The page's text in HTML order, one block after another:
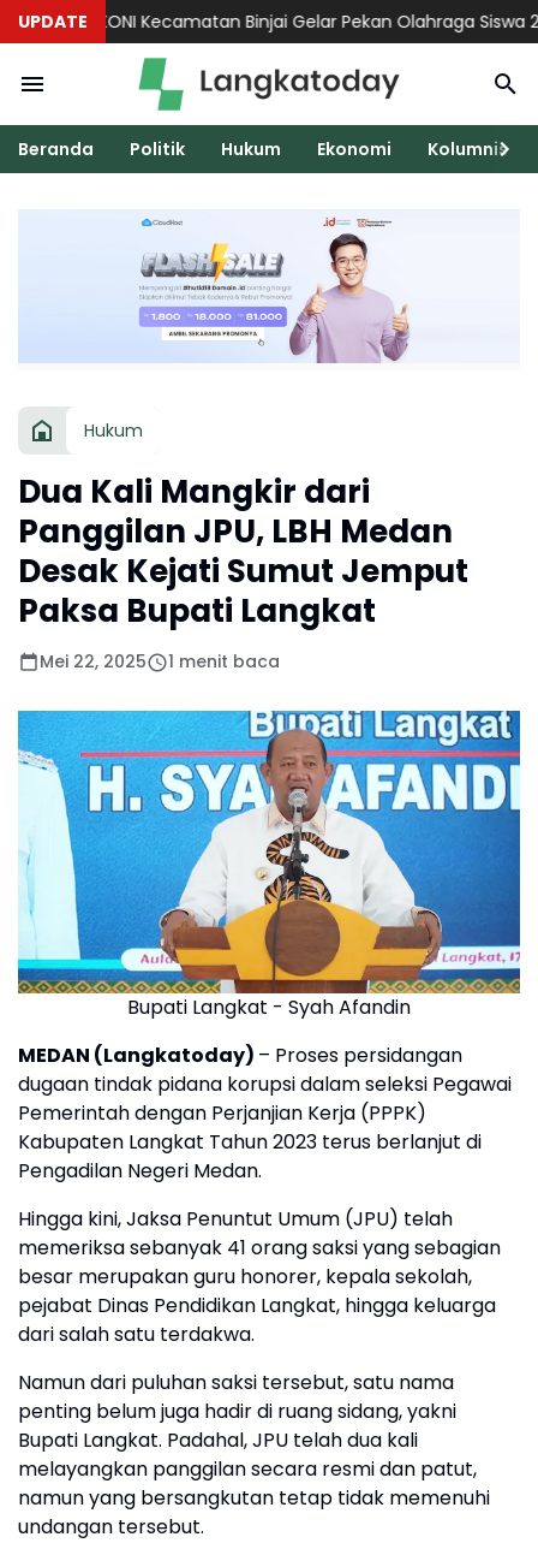
UPDATE
KONI Kecamatan Binjai Gelar Pekan Olahraga Siswa 2026
Beranda Politik Hukum Ekonomi Kolumnis
Hukum
Dua Kali Mangkir dari
Panggilan JPU, LBH Medan
Desak Kejati Sumut Jemput
Paksa Bupati Langkat
Mei 22, 2025 1 menit baca
Bupati Langkat - Syah Afandin
MEDAN (Langkatoday) – Proses persidangan
dugaan tindak pidana korupsi dalam seleksi Pegawai
Pemerintah dengan Perjanjian Kerja (PPPK)
Kabupaten Langkat Tahun 2023 terus berlanjut di
Pengadilan Negeri Medan.
Hingga kini, Jaksa Penuntut Umum (JPU) telah
memeriksa sebanyak 41 orang saksi yang sebagian
besar merupakan guru honorer, kepala sekolah,
pejabat Dinas Pendidikan Langkat, hingga keluarga
dari salah satu terdakwa.
Namun dari puluhan saksi tersebut, satu nama
penting belum juga hadir di ruang sidang, yakni
Bupati Langkat. Padahal, JPU telah dua kali
melayangkan panggilan secara resmi dan patut,
namun yang bersangkutan tetap tidak memenuhi
undangan tersebut.